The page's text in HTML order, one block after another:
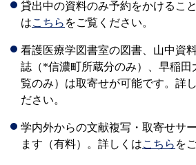
貸出中の資料のみ予約をかけるこ
はこちら をご覧ください。
看護医療学図書室の図書、山中資
誌（*信濃町所蔵分のみ）、早稲田
覧のみ）は取寄せが可能です。詳
ださい。
学内外からの文献複写・取寄せサ
ます（有料）。詳しくはこちら を